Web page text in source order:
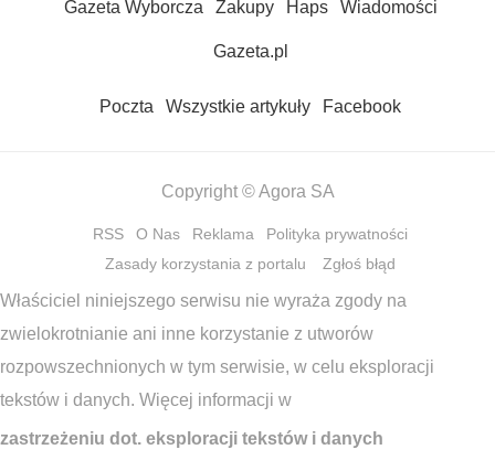
Gazeta Wyborcza Zakupy Haps Wiadomości
Gazeta.pl
Poczta Wszystkie artykuły Facebook
Copyright © Agora SA
RSS O Nas Reklama
Polityka prywatności
Zasady korzystania z portalu
Zgłoś błąd
Właściciel niniejszego serwisu nie wyraża zgody na
zwielokrotnianie ani inne korzystanie z utworów
rozpowszechnionych w tym serwisie, w celu eksploracji
tekstów i danych. Więcej informacji w
zastrzeżeniu dot. eksploracji tekstów i danych